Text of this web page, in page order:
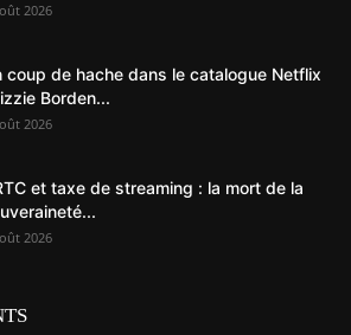
2026
coup de hache dans le catalogue Netflix
Borden...
2026
et taxe de streaming : la mort de la
2026